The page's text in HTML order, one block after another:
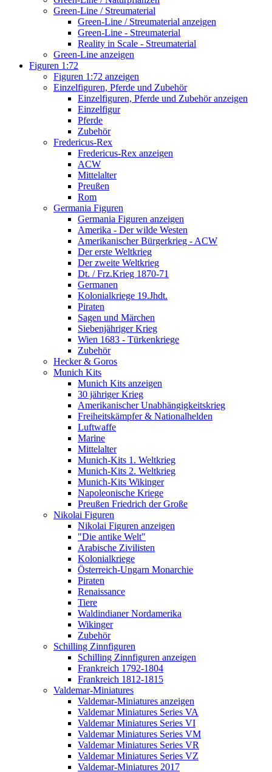
Green-Line / Streumaterial
Green-Line / Streumaterial anzeigen
Green-Line - Streumaterial
Reality in Scale - Streumaterial
Green-Line anzeigen
Figuren 1:72
Figuren 1:72 anzeigen
Einzelfiguren, Pferde und Zubehör
Einzelfiguren, Pferde und Zubehör anzeigen
Einzelfigur
Pferde
Zubehör
Fredericus-Rex
Fredericus-Rex anzeigen
ACW
Mittelalter
Preußen
Rom
Germania Figuren
Germania Figuren anzeigen
Amerika - Der wilde Westen
Amerikanischer Bürgerkrieg - ACW
Der erste Weltkrieg
Der zweite Weltkrieg
Dt. / Frz.Krieg 1870-71
Germanen
Kolonialkriege 19.Jhdt.
Piraten
Sagen und Märchen
Siebenjähriger Krieg
Wien 1683 - Türkenkriege
Zubehör
Hecker & Goros
Munich Kits
Munich Kits anzeigen
30 jähriger Krieg
Amerikanischer Unabhängigkeitskrieg
Freiheitskämpfer & Nationalhelden
Luftwaffe
Marine
Mittelalter
Munich-Kits 1. Weltkrieg
Munich-Kits 2. Weltkrieg
Munich-Kits Wikinger
Napoleonische Kriege
Preußen Friedrich der Große
Nikolai Figuren
Nikolai Figuren anzeigen
"Die antike Welt"
Arabische Zivilisten
Kolonialkriege
Österreich-Ungarn Monarchie
Piraten
Renaissance
Tiere
Waldindianer Nordamerika
Wikinger
Zubehör
Schilling Zinnfiguren
Schilling Zinnfiguren anzeigen
Frankreich 1792-1804
Frankreich 1812-1815
Valdemar-Miniatures
Valdemar-Miniatures anzeigen
Valdemar Miniatures Series VA
Valdemar Miniatures Series VI
Valdemar Miniatures Series VM
Valdemar Miniatures Series VR
Valdemar Miniatures Series VZ
Valdemar-Miniatures 2017